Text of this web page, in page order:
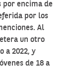
por encima de
por los
Al
un otro
a 2022, y
de 18 a